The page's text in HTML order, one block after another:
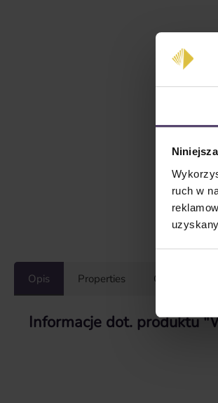
ruch w
Opis Properties Opinie/
Informacje dot. produktu